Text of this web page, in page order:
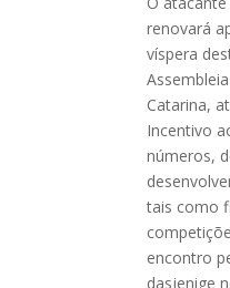
renovará
víspera
Catarina,
Incentivo
números,
tais como
encontro
dasjenige